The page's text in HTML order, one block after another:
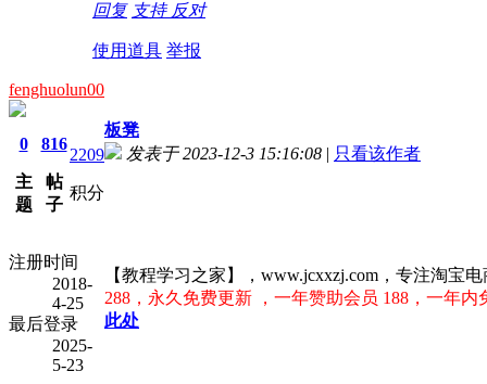
回复 支持 反对
使用道具 举报
fenghuolun00
0
主
题
816
帖
子
2209
积分
注册时间
2018-
4-25
最后登录
2025-
5-23
板凳
发表于 2023-12-3 15:16:08 | 只看该作者
【教程学习之家】，www.jcxxzj.com，专注淘宝
288，永久免费更新 ，一年赞助会员 188，一年
此处